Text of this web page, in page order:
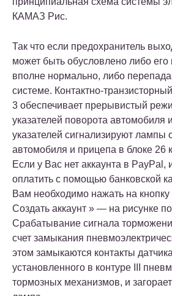
КАМАЗ Рис.
Так что если предохранитель
может быть обусловлено либо его
вполне нормально, либо
системе. Контактно-
3 обеспечивает прерывистый
указателей поворота автомобиля
указателей сигнализируют лампы
автомобиля и прицепа в блоке 26
Если у Вас нет аккаунта в PayPal,
оплатить с помощью банковской
Вам необходимо нажать на
Создать аккаунт » — на рисунке
Срабатывание сигнала
счет замыкания
этом замыкаются контакты
установленного в контуре III
тормозных механизмов, и